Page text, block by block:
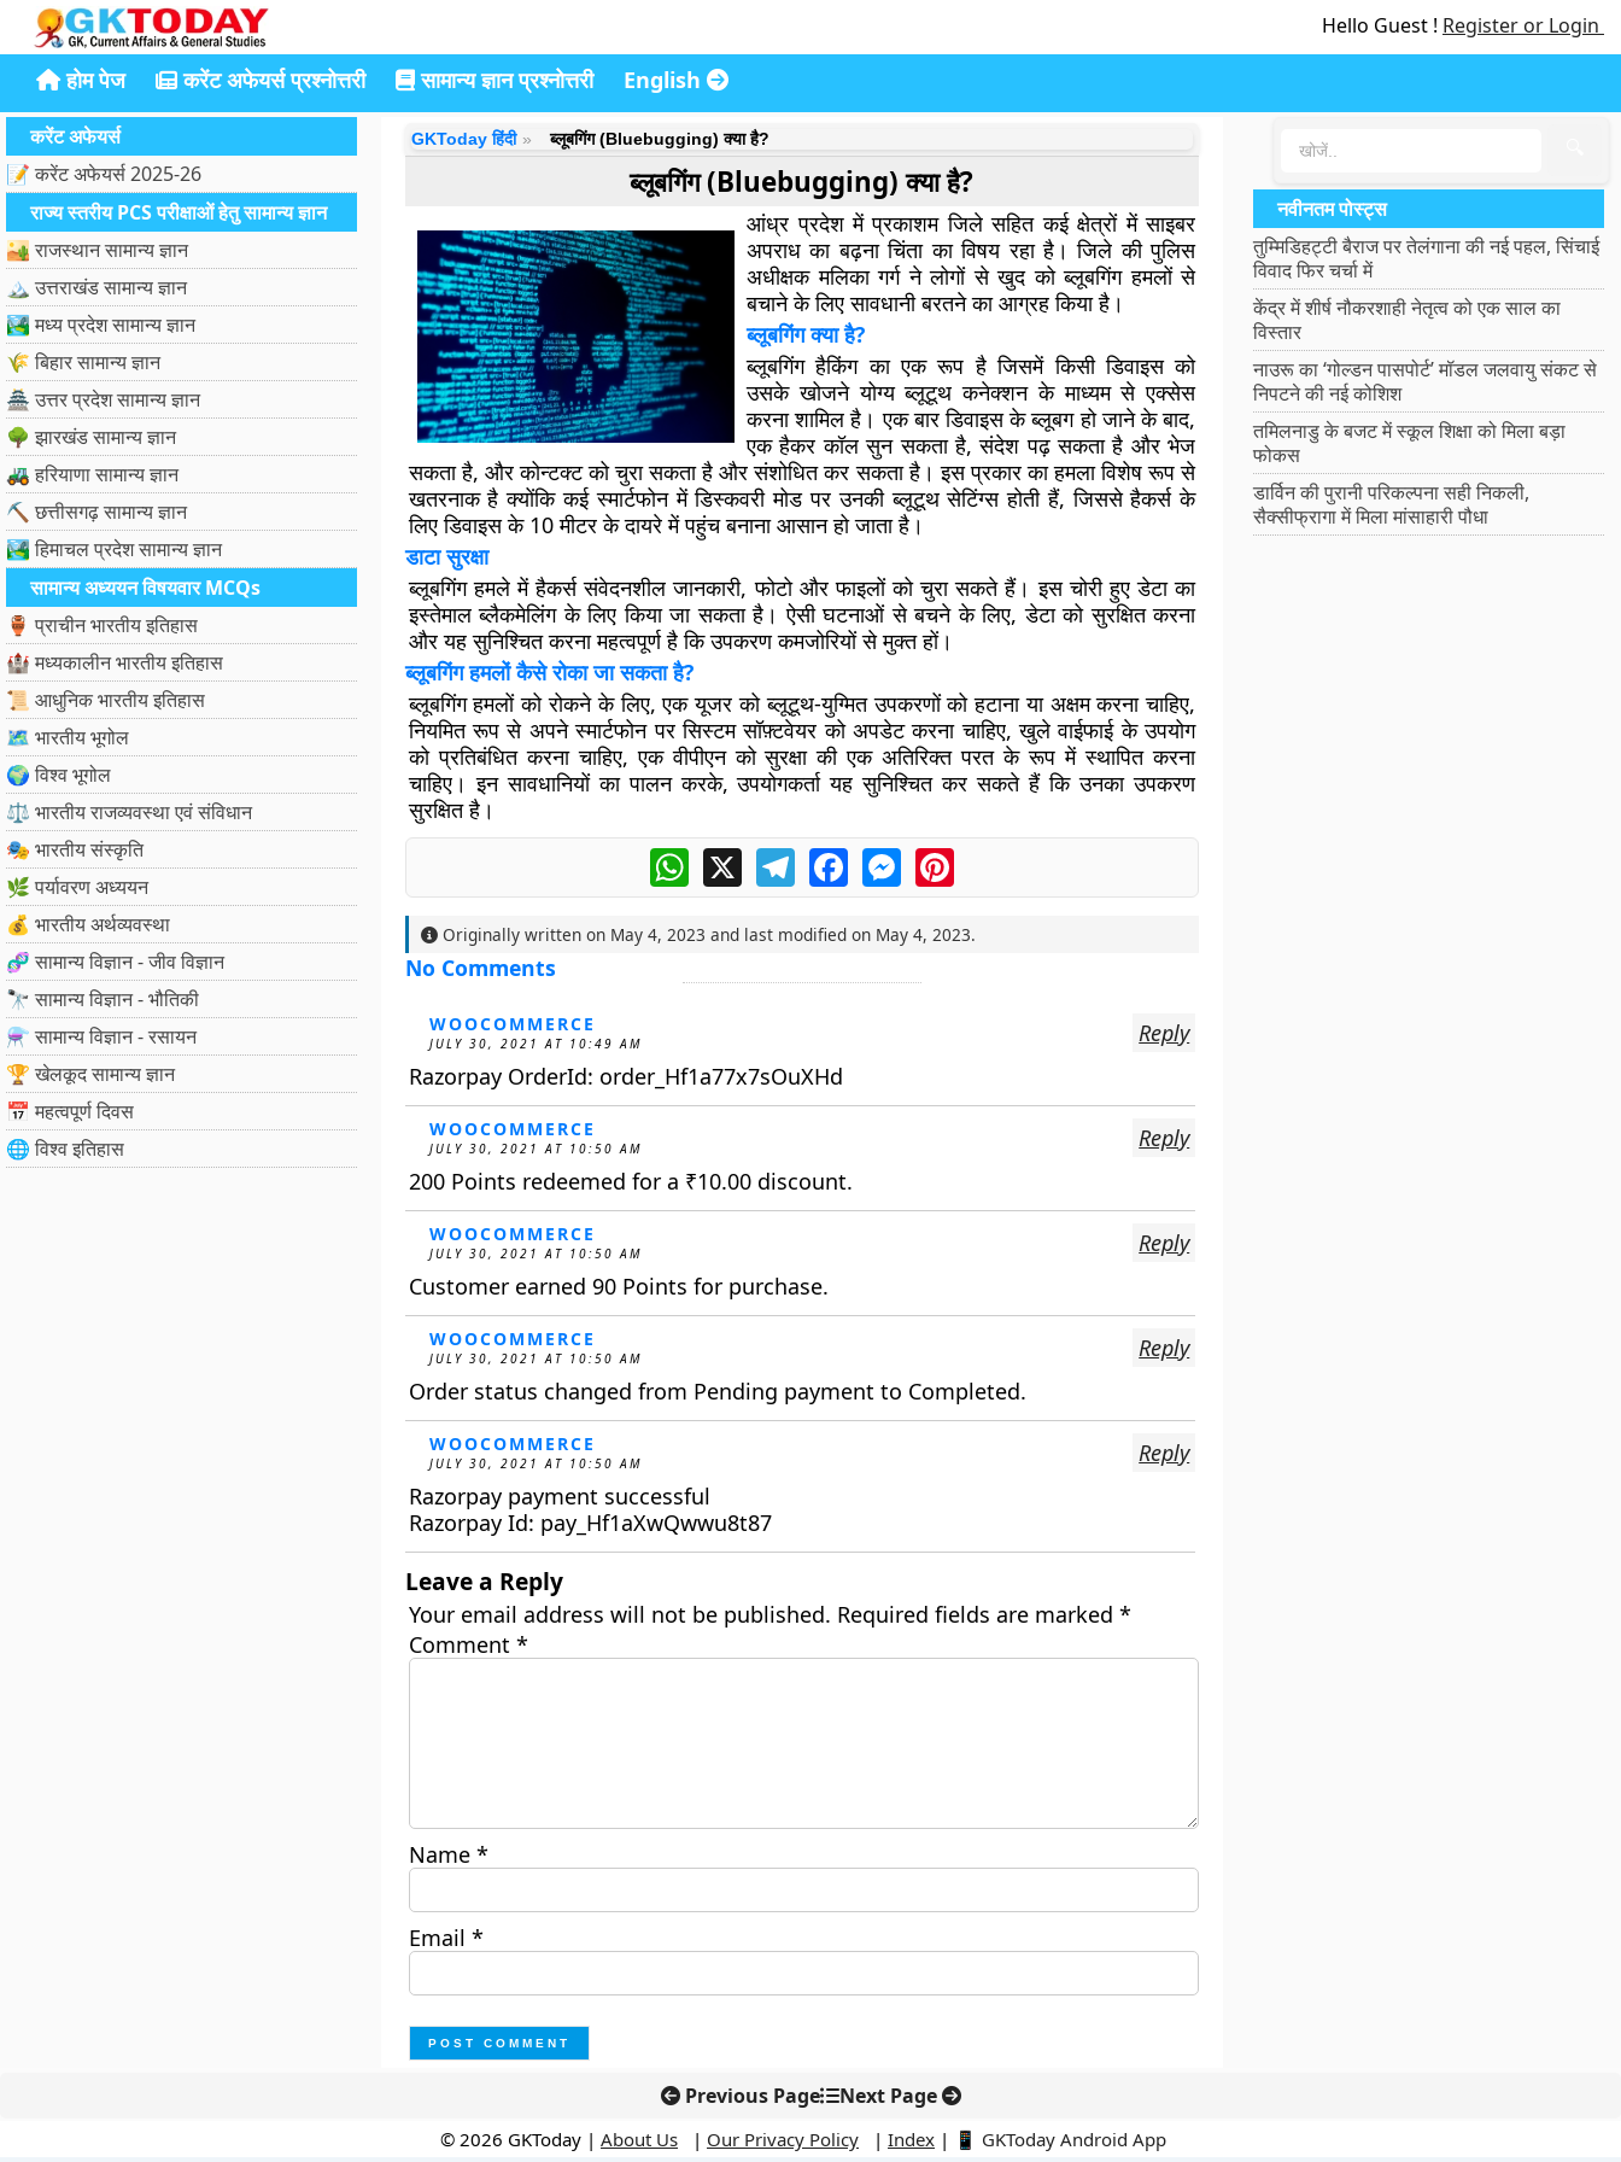
Hello Guest ! Register or Login
होम पेज करेंट अफेयर्स प्रश्नोत्तरी सामान्य ज्ञान प्रश्नोत्तरी English
करेंट अफेयर्स
📝 करेंट अफेयर्स 2025-26
राज्य स्तरीय PCS परीक्षाओं हेतु सामान्य ज्ञान
🏜️ राजस्थान सामान्य ज्ञान
🏔️ उत्तराखंड सामान्य ज्ञान
🏞️ मध्य प्रदेश सामान्य ज्ञान
🌾 बिहार सामान्य ज्ञान
🏯 उत्तर प्रदेश सामान्य ज्ञान
🌳 झारखंड सामान्य ज्ञान
🚜 हरियाणा सामान्य ज्ञान
⛏️ छत्तीसगढ़ सामान्य ज्ञान
🏞️ हिमाचल प्रदेश सामान्य ज्ञान
सामान्य अध्ययन विषयवार MCQs
🏺 प्राचीन भारतीय इतिहास
🏰 मध्यकालीन भारतीय इतिहास
📜 आधुनिक भारतीय इतिहास
🗺️ भारतीय भूगोल
🌍 विश्व भूगोल
⚖️ भारतीय राजव्यवस्था एवं संविधान
🎭 भारतीय संस्कृति
🌿 पर्यावरण अध्ययन
💰 भारतीय अर्थव्यवस्था
🧬 सामान्य विज्ञान - जीव विज्ञान
🔭 सामान्य विज्ञान - भौतिकी
⚗️ सामान्य विज्ञान - रसायन
🏆 खेलकूद सामान्य ज्ञान
📅 महत्वपूर्ण दिवस
🌐 विश्व इतिहास
GKToday हिंदी ब्लूबगिंग (Bluebugging) क्या है?
ब्लूबगिंग (Bluebugging) क्या है?
आंध्र प्रदेश में प्रकाशम जिले सहित कई क्षेत्रों में साइबर
अपराध का बढ़ना चिंता का विषय रहा है।जिले की पुलिस
अधीक्षक मलिका गर्ग ने लोगों से खुद को ब्लूबगिंग हमलों से
बचाने के लिए सावधानी बरतने का आग्रह किया है।
ब्लूबगिंग क्या है?
ब्लूबगिंग हैकिंग का एक रूप है जिसमें किसी डिवाइस को
उसके खोजने योग्य ब्लूटूथ कनेक्शन के माध्यम से एक्सेस
करना शामिल है। एक बार डिवाइस के ब्लूबग हो जाने के बाद,
एक हैकर कॉल सुन सकता है, संदेश पढ़ सकता है और भेज
सकता है, और कोन्टक्ट को चुरा सकता है और संशोधित कर सकता है। इस प्रकार का हमला विशेष रूप से
खतरनाक है क्योंकि कई स्मार्टफोन में डिस्कवरी मोड पर उनकी ब्लूटूथ सेटिंग्स होती हैं, जिससे हैकर्स के
लिए डिवाइस के 10 मीटर के दायरे में पहुंच बनाना आसान हो जाता है।
डाटा सुरक्षा
ब्लूबगिंग हमले में हैकर्स संवेदनशील जानकारी, फोटो और फाइलों को चुरा सकते हैं। इस चोरी हुए डेटा का
इस्तेमाल ब्लैकमेलिंग के लिए किया जा सकता है। ऐसी घटनाओं से बचने के लिए, डेटा को सुरक्षित करना
और यह सुनिश्चित करना महत्वपूर्ण है कि उपकरण कमजोरियों से मुक्त हों।
ब्लूबगिंग हमलों कैसे रोका जा सकता है?
ब्लूबगिंग हमलों को रोकने के लिए, एक यूजर को ब्लूटूथ-युग्मित उपकरणों को हटाना या अक्षम करना चाहिए,
नियमित रूप से अपने स्मार्टफोन पर सिस्टम सॉफ़्टवेयर को अपडेट करना चाहिए, खुले वाईफाई के उपयोग
को प्रतिबंधित करना चाहिए, एक वीपीएन को सुरक्षा की एक अतिरिक्त परत के रूप में स्थापित करना
चाहिए। इन सावधानियों का पालन करके, उपयोगकर्ता यह सुनिश्चित कर सकते हैं कि उनका उपकरण
सुरक्षित है।
WhatsApp
X TelegramFacebookMessengerPinterest
Originally written on May 4, 2023 and last modified on May 4, 2023.
No Comments
WOOCOMMERCE
JULY 30, 2021 AT 10:49 AM
Razorpay OrderId: order_Hf1a77x7sOuXHd
Reply
WOOCOMMERCE
JULY 30, 2021 AT 10:50 AM
200 Points redeemed for a ₹10.00discount.
Reply
WOOCOMMERCE
JULY 30, 2021 AT 10:50 AM
Customer earned 90 Points for purchase.
Reply
WOOCOMMERCE
JULY 30, 2021 AT 10:50 AM
Order status changed from Pending payment to Completed.
Reply
WOOCOMMERCE
JULY 30, 2021 AT 10:50 AM
Razorpay payment successful
Razorpay Id: pay_Hf1aXwQwwu8t87
Reply
Leave a Reply
Your email address will not be published. Required fields are marked *
Comment *
Name *
Email *
नवीनतम पोस्ट्स
तुम्मिडिहट्टी बैराज पर तेलंगाना की नई पहल, सिंचाई
विवाद फिर चर्चा में
केंद्र में शीर्ष नौकरशाही नेतृत्व को एक साल का
विस्तार
नाउरू का ‘गोल्डन पासपोर्ट’ मॉडल जलवायु संकट से
निपटने की नई कोशिश
तमिलनाडु के बजट में स्कूल शिक्षा को मिला बड़ा
फोकस
डार्विन की पुरानी परिकल्पना सही निकली,
सैक्सीफ्रागा में मिला मांसाहारी पौधा
Previous Page Next Page
© 2026 GKToday | About Us | Our Privacy Policy | Index | 📱 GKToday Android App